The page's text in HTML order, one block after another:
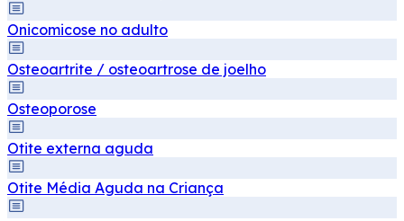
Onicomicose no adulto
Osteoartrite / osteoartrose de joelho
Osteoporose
Otite externa aguda
Otite Média Aguda na Criança